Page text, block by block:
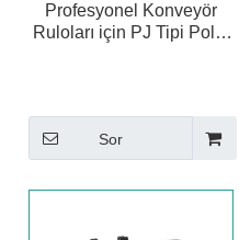
Profesyonel Konveyör
Ruloları için PJ Tipi Poly-
Sor